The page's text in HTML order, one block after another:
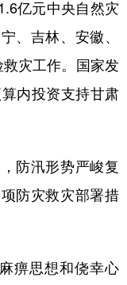
亿元中央自然灾
、吉林、安徽、
灾工作。国家发
内投资支持甘肃
防汛形势严峻复
防灾救灾部署措
痹思想和侥幸心